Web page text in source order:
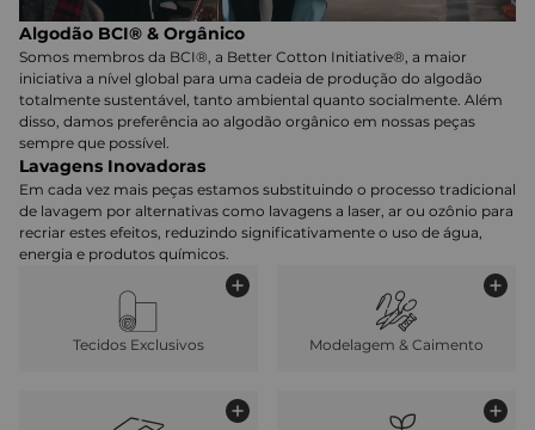
Algodão BCI® & Orgânico
Somos membros da BCI®, a Better Cotton Initiative®, a maior
iniciativa a nível global para uma cadeia de produção do algodão
totalmente sustentável, tanto ambiental quanto socialmente. Além
disso, damos preferência ao algodão orgânico em nossas peças
sempre que possível.
Lavagens Inovadoras
Em cada vez mais peças estamos substituindo o processo tradicional
de lavagem por alternativas como lavagens a laser, ar ou ozônio para
recriar estes efeitos, reduzindo significativamente o uso de água,
energia e produtos químicos.
Tecidos Exclusivos Modelagem & Caimento